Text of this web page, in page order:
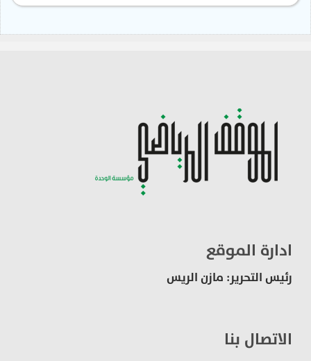
ادارة الموقع
رئيس التحرير: مازن الريس
الاتصال بنا